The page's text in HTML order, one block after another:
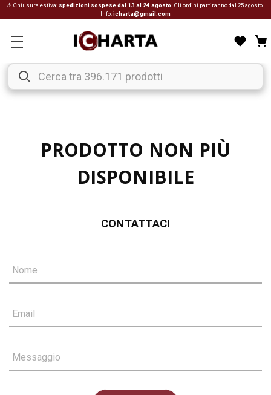
⚠ Chiusura estiva: spedizioni sospese dal 13 al 24 agosto . Gli ordini partiranno dal 25 agosto.
Info:icharta@gmail.com
PRODOTTO NON PIÙ
DISPONIBILE
CONTATTACI
Nome
Email
Messaggio